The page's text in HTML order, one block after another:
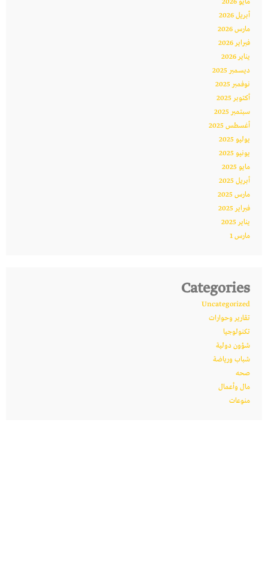
مايو 2026
أبريل 2026
مارس 2026
فبراير 2026
يناير 2026
ديسمبر 2025
نوفمبر 2025
أكتوبر 2025
سبتمبر 2025
أغسطس 2025
يوليو 2025
يونيو 2025
مايو 2025
أبريل 2025
مارس 2025
فبراير 2025
يناير 2025
مارس 1
Categories
Uncategorized
تقارير وحوارات
تكنولوجيا
شؤون دولية
شباب ورياضة
صحه
مال وأعمال
منوعات